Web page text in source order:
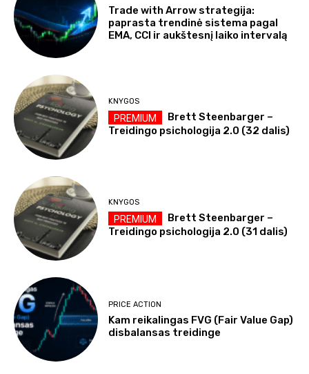
Trade with Arrow strategija:
paprasta trendinė sistema pagal
EMA, CCI ir aukštesnį laiko intervalą
KNYGOS
Brett Steenbarger –
Treidingo psichologija 2.0 (32 dalis)
KNYGOS
Brett Steenbarger –
Treidingo psichologija 2.0 (31 dalis)
PRICE ACTION
Kam reikalingas FVG (Fair Value Gap)
disbalansas treidinge